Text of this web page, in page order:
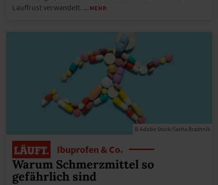
Lauffrust verwandelt. …MEHR
© Adobe Stock/Sasha Brazhnik
Ibuprofen & Co.
Warum Schmerzmittel so
gefährlich sind